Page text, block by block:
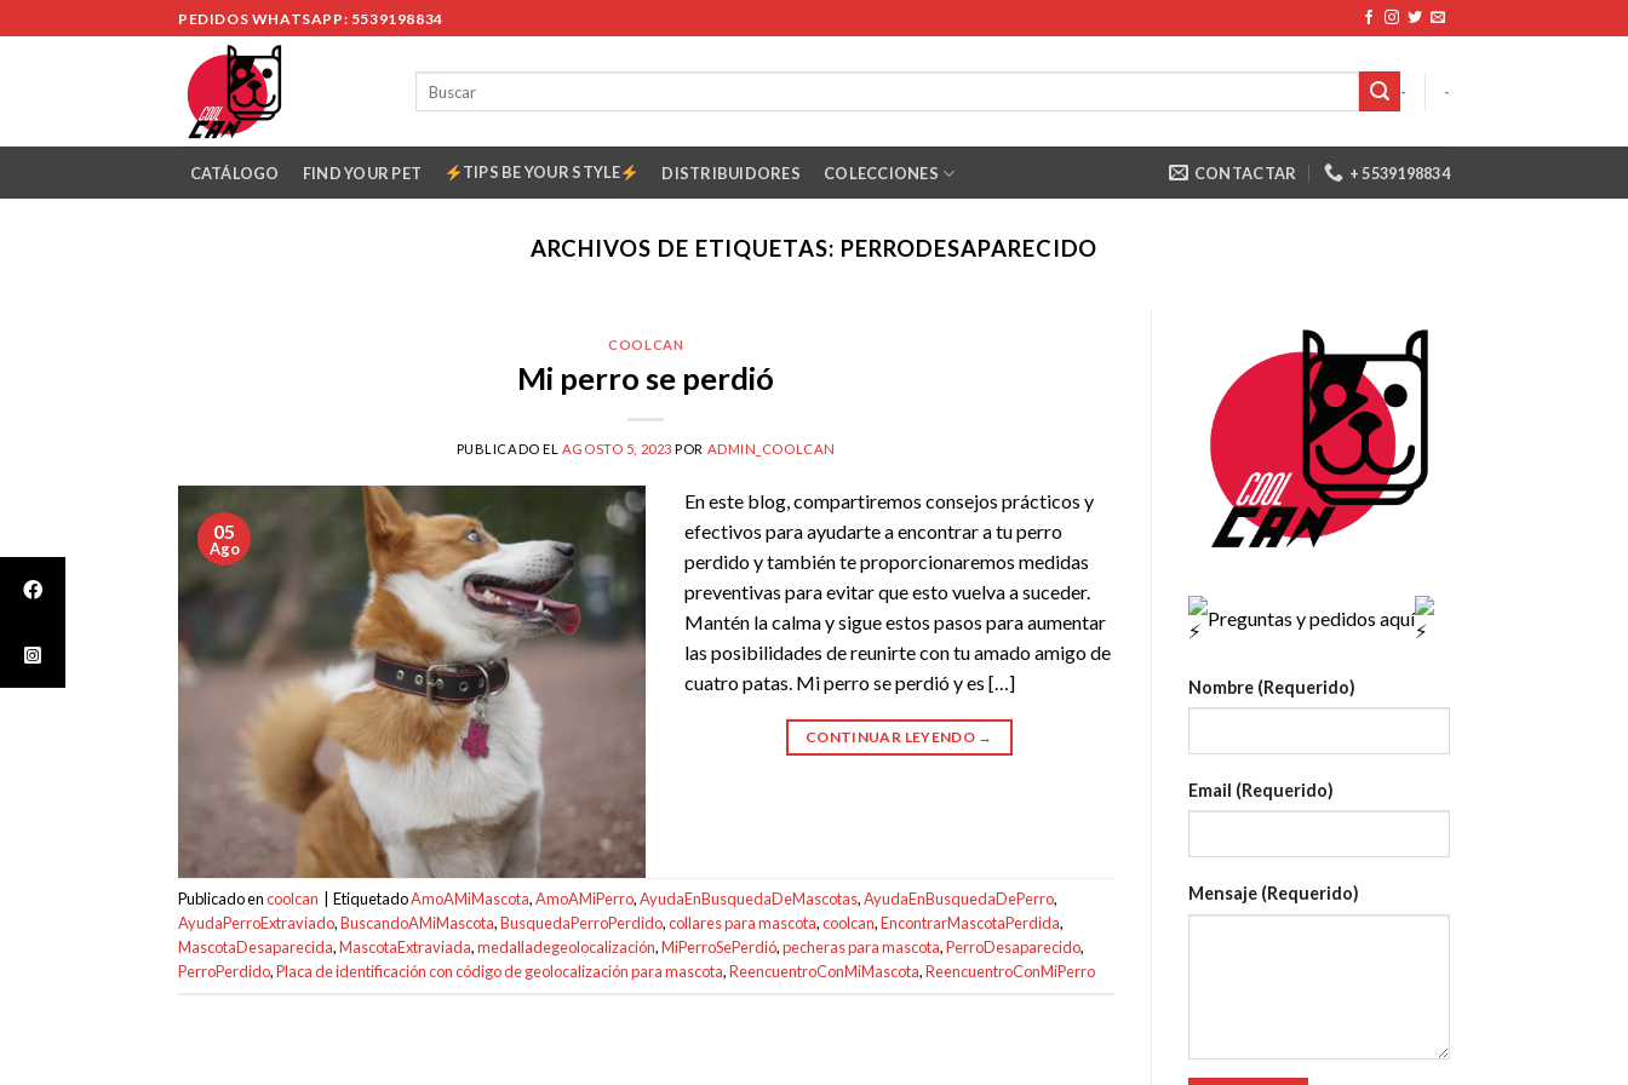
to
PEDIDOS WHATSAPP: 5539198834
- -
CATÁLOGO FIND YOUR PET TIPS BE YOUR STYLE DISTRIBUIDORES COLECCIONES CONTACTAR + 5539198834
ARCHIVOS DE ETIQUETAS: PERRODESAPARECIDO
COOLCAN
Mi perro se perdió
PUBLICADO EL AGOSTO 5, 2023 POR ADMIN_COOLCAN
05
Ago
En este blog, compartiremos consejos prácticos y
efectivos para ayudarte a encontrar a tu perro
perdido y también te proporcionaremos medidas
preventivas para evitar que esto vuelva a suceder.
Mantén la calma y sigue estos pasos para aumentar
las posibilidades de reunirte con tu amado amigo de
cuatro patas. Mi perro se perdió y es […]
CONTINUAR LEYENDO →
Publicado encoolcan EtiquetadoAmoAMiMascota,AmoAMiPerro,AyudaEnBusquedaDeMascotas,AyudaEnBusquedaDePerro,
AyudaPerroExtraviado,BuscandoAMiMascota,BusquedaPerroPerdido,collares para mascota,coolcan,EncontrarMascotaPerdida,
MascotaDesaparecida,MascotaExtraviada,medalladegeolocalización,MiPerroSePerdió,pecheras para mascota,PerroDesaparecido,
PerroPerdido,Placa de identificación con código de geolocalización para mascota,ReencuentroConMiMascota,ReencuentroConMiPerro
Preguntas y pedidos aquí
Nombre (Requerido)
Email (Requerido)
Mensaje (Requerido)